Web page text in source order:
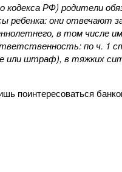
кодекса РФ) родители
они отвечают
в том числе
по ч. 1
или штраф), в тяжких
поинтересоваться